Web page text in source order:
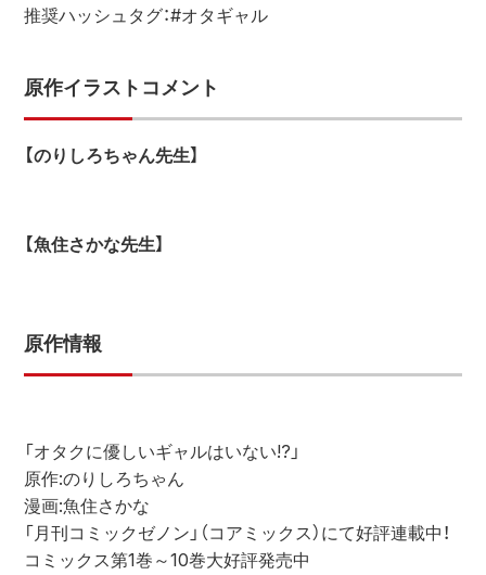
推奨ハッシュタグ：#オタギャル
原作イラストコメント
【のりしろちゃん先生】
【魚住さかな先生】
原作情報
「オタクに優しいギャルはいない!?」
原作:のりしろちゃん
漫画:魚住さかな
「月刊コミックゼノン」（コアミックス）にて好評連載中！
コミックス第1巻～10巻大好評発売中